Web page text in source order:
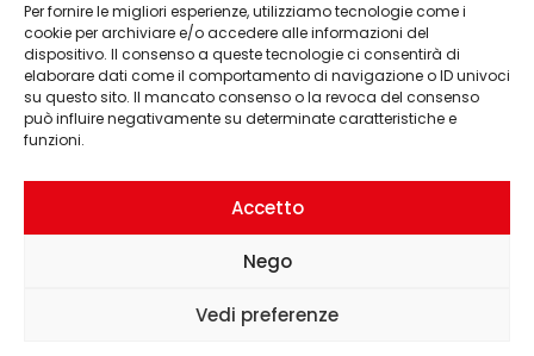
Per fornire le migliori esperienze, utilizziamo tecnologie come i
cookie per archiviare e/o accedere alle informazioni del
dispositivo. Il consenso a queste tecnologie ci consentirà di
elaborare dati come il comportamento di navigazione o ID univoci
su questo sito. Il mancato consenso o la revoca del consenso
può influire negativamente su determinate caratteristiche e
funzioni.
Accetto
Nego
Vedi preferenze
Email:marketing@publieco.net
SEGUICI
PubliEco s.r.l.. © 2021. All Rights Reserved
Cookie policy-Privacy policy